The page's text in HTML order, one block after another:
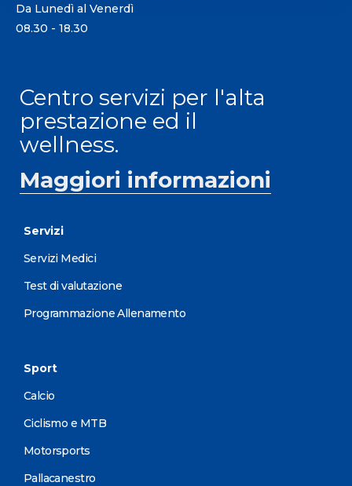
Da Lunedì al Venerdì
08.30 - 18.30
Centro servizi per l'alta
prestazione ed il
wellness.
Maggiori informazioni
Servizi
Servizi Medici
Test di valutazione
Programmazione Allenamento
Sport
Calcio
Ciclismo e MTB
Motorsports
Pallacanestro